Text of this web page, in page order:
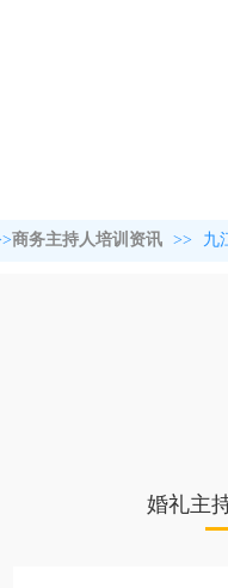
商务主持人培训资讯 >> 九
婚礼主